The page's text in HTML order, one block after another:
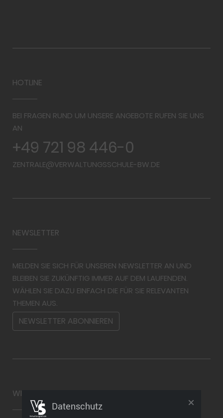
HOTLINE
BEI FRAGEN RUND UM UNSERE ANGEBOTE RUFEN SIE UNS
AN
+49 721 98 446-0
ZENTRALE@VERWALTUNGSSCHULE-BW.DE
NEWSLETTER
MELDEN SIE SICH FÜR UNSEREN NEWSLETTER AN UND
BLEIBEN SIE ZUKÜNFTIG IMMER AUF DEM LAUFENDEN.
WÄHLEN SIE DAZU EINFACH DIE FÜR SIE RELEVANTEN
THEMEN AUS.
NEWSLETTER ABONNIEREN
WIDERRUF
Datenschutz